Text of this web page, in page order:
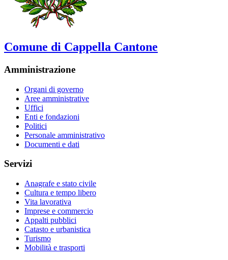
Comune di Cappella Cantone
Amministrazione
Organi di governo
Aree amministrative
Uffici
Enti e fondazioni
Politici
Personale amministrativo
Documenti e dati
Servizi
Anagrafe e stato civile
Cultura e tempo libero
Vita lavorativa
Imprese e commercio
Appalti pubblici
Catasto e urbanistica
Turismo
Mobilità e trasporti